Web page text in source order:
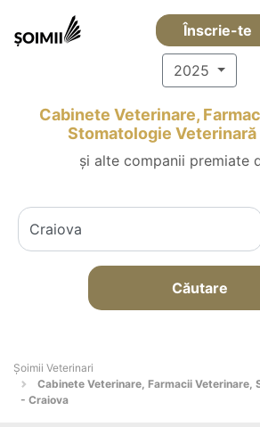
Înscrie-te
2025
Cabinete Veterinare,
Stomatologie
și alte companii premiate
Căutare
Șoimii Veterinari
Cabinete Veterinare, Farmacii Veterinare,
- Craiova